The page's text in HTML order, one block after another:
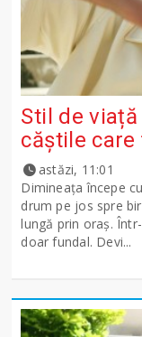
Stil de
căștile
astăzi, 11:01
Dimineața începe
drum pe jos spre
lungă prin oraș.
doar fundal. Devi...